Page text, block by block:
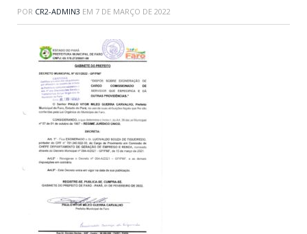
POR CR2-ADMIN3 EM 7 DE MARÇO DE 2022